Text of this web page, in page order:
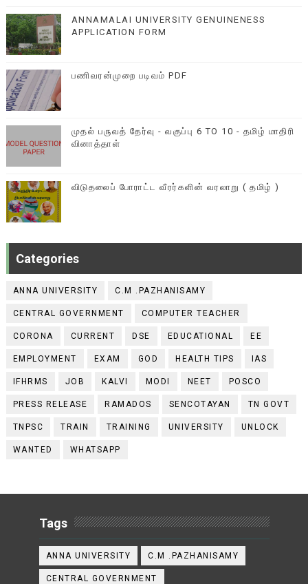
ANNAMALAI UNIVERSITY GENUINENESS
APPLICATION FORM
பணிவரன்முறை படிவம் PDF
முதல் பருவத் தேர்வு - வகுப்பு 6 TO 10 - தமிழ் மாதிரி
வினாத்தாள்
விடுதலைப் போராட்ட வீரர்களின் வரலாறு ( தமிழ் )
Categories
ANNA UNIVERSITY C.M .PAZHANISAMY
CENTRAL GOVERNMENT COMPUTER TEACHER
CORONA CURRENT DSE EDUCATIONAL EE
EMPLOYMENT EXAM GOD HEALTH TIPS IAS
IFHRMS JOB KALVI MODI NEET POSCO
PRESS RELEASE RAMADOS SENCOTAYAN TN GOVT
TNPSC TRAIN TRAINING UNIVERSITY UNLOCK
WANTED WHATSAPP
Tags
ANNA UNIVERSITY C.M .PAZHANISAMY
CENTRAL GOVERNMENT